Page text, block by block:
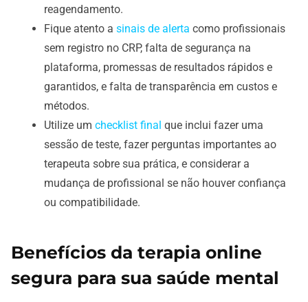
reagendamento.
Fique atento a sinais de alerta como profissionais
sem registro no CRP, falta de segurança na
plataforma, promessas de resultados rápidos e
garantidos, e falta de transparência em custos e
métodos.
Utilize um checklist final que inclui fazer uma
sessão de teste, fazer perguntas importantes ao
terapeuta sobre sua prática, e considerar a
mudança de profissional se não houver confiança
ou compatibilidade.
Benefícios da terapia online
segura para sua saúde mental